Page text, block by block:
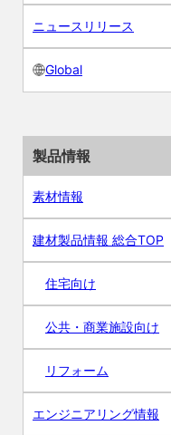
ニュースリリース
Global
製品情報
素材情報
建材製品情報 総合TOP
住宅向け
公共・商業施設向け
リフォーム
エンジニアリング情報